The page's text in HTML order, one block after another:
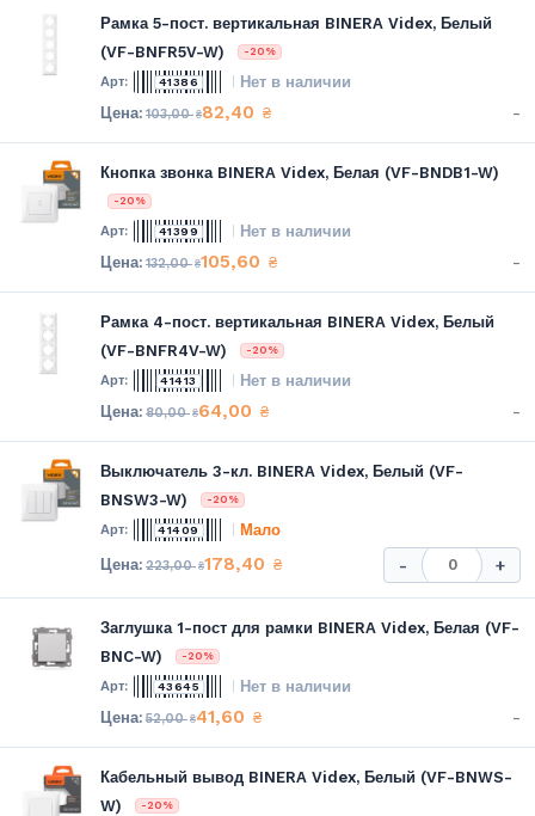
Рамка 5-пост. вертикальная BINERA Videx, Белый
(VF-BNFR5V-W)
-20%
41386 Нет в наличии
103,00₴82,40 ₴ -
Кнопка звонка BINERA Videx, Белая (VF-BNDB1-W)
-20%
41399 Нет в наличии
132,00₴105,60 ₴ -
Рамка 4-пост. вертикальная BINERA Videx, Белый
(VF-BNFR4V-W)
-20%
41413 Нет в наличии
80,00₴64,00 ₴ -
Выключатель 3-кл. BINERA Videx, Белый (VF-
BNSW3-W)
-20%
41409 Мало
223,00₴178,40 ₴ - +
Заглушка 1-пост для рамки BINERA Videx, Белая (VF-
BNC-W)
-20%
43645 Нет в наличии
52,00₴41,60 ₴ -
Кабельный вывод BINERA Videx, Белый (VF-BNWS-
W)
-20%